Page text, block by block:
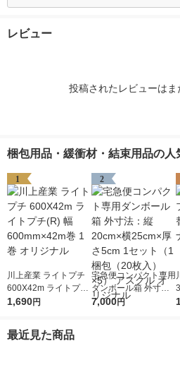
レビュー
投稿されたレビューはま
梱包用品・緩衝材・結束用品の人
1
川上産業 ライトプチ
600X42m ライトプチ
(R) 幅600mm×42m巻
1,690円
2
宅急便コンパクト専用
ダンボール箱 外寸
法：縦20cm×横25cm
7,000円
最近見た商品